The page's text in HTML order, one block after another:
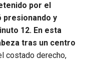
por el
presionando y
12. En esta
tras un centro
costado derecho,